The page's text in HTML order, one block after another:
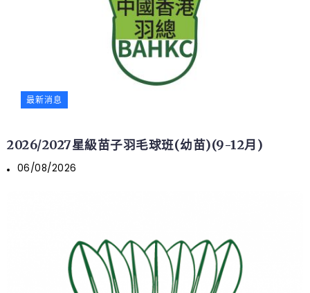
最新消息
2026/2027星級苗子羽毛球班(幼苗)(9-12月)
06/08/2026